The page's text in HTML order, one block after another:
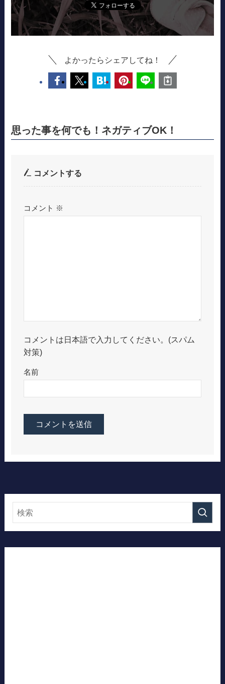
よかったらシェアしてね！
思った事を何でも！ネガティブOK！
コメントする
コメント ※
コメントは日本語で入力してください。(スパム
対策)
名前